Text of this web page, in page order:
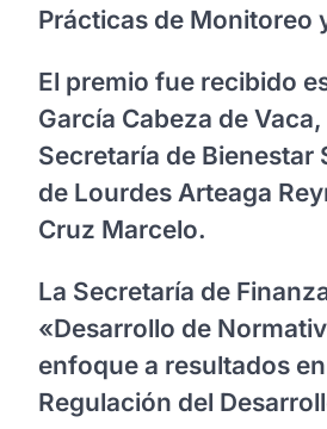
Prácticas de Monitoreo
El premio fue recibido
García Cabeza de
Secretaría de Bienestar
de Lourdes Arteaga
Cruz Marcelo.
La Secretaría de
«Desarrollo de
enfoque a resultados
Regulación del